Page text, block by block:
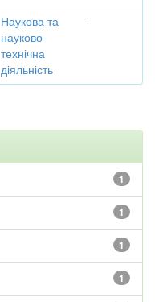
Наукова та
науково-
технічна
діяльність
-
1
1
1
1